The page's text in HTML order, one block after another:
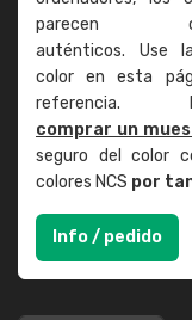
parecen
auténticos. Use
color en esta
referencia.
comprar un
seguro del color
colores NCS por
Info / pedido